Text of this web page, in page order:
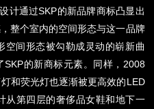
计通过SKP的新品牌商标凸显出
整个室内的空间形态与这一品牌
空间形态被勾勒成灵动的崭新曲
SKP的新商标元素。同样， 2008
和荧光灯也逐渐被更高效的LED
从第四层的奢侈品女鞋和地下一